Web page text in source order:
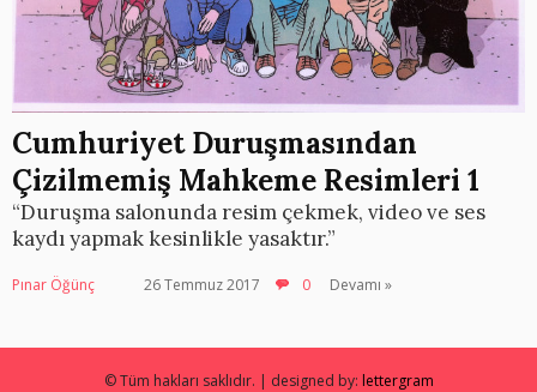
Cumhuriyet Duruşmasından
Çizilmemiş Mahkeme Resimleri 1
“Duruşma salonunda resim çekmek, video ve ses
kaydı yapmak kesinlikle yasaktır.”
Pınar Öğünç 26 Temmuz 2017 0 Devamı »
© Tüm hakları saklıdır. | designed by: lettergram